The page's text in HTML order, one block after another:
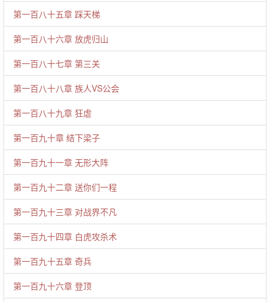
第一百八十五章 踩天梯
第一百八十六章 放虎归山
第一百八十七章 第三关
第一百八十八章 族人VS公会
第一百八十九章 狂虐
第一百九十章 结下梁子
第一百九十一章 无形大阵
第一百九十二章 送你们一程
第一百九十三章 对战界不凡
第一百九十四章 白虎攻杀术
第一百九十五章 奇兵
第一百九十六章 登顶